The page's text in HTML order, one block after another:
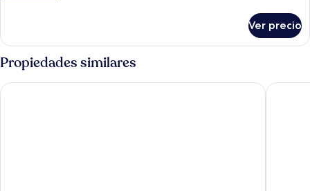
Shower)
2
camas
Queen
size
(ADA
Ver precio
Propiedades similares
Bahia Resort Hotel Hyatt